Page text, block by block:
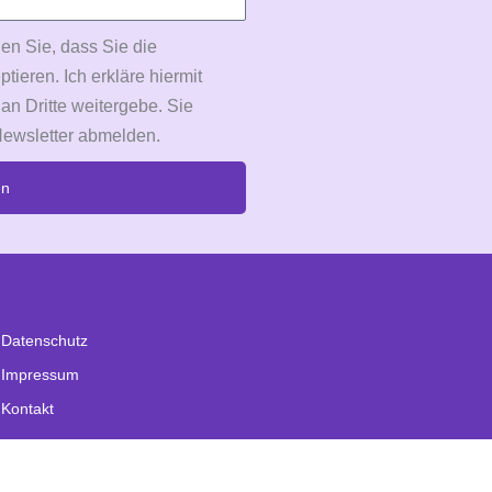
Sie, dass Sie die
Ich erkläre hiermit
Dritte weitergebe. Sie
abmelden.
Datenschutz
Impressum
Kontakt